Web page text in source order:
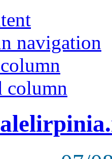
navigation
column